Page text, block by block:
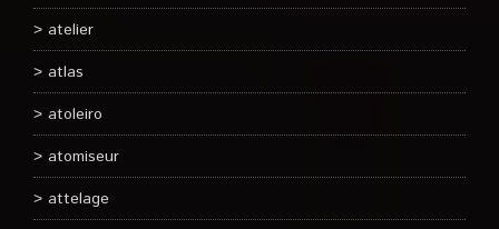
atelier
atlas
atoleiro
atomiseur
attelage